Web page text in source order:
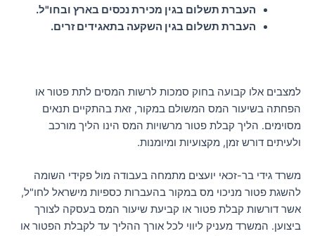
העברת תשלום בגין מכירת נכסים בארץ ובחו"ל.
העברת תשלום בגין השקעה בתאגידים זרים.
למצבים אלו קבועה בחוק סמכות לרשות המסים לתת פטור או
הפחתה בשיעור המס המשולם במקור, זאת בהתקיים תנאים
מסוימים. הליך קבלת פטור מרשויות המס הינו הליך מורכב
ולעיתים דורש זמן, מקצועיות ומיומנות.
משרד גידי בר-זכאי יועצים מתמחה בעבודה מול פקידי השומה
להשגת פטור מניכוי מס במקור בהעברות כספיות מישראל לחו"ל,
אשר דורשות קבלת פטור או קביעת שיעור המס בעסקה לצורך
ביצוען. המשרד מעניק ליווי לכל אורך ההליך עד לקבלת הפטור או